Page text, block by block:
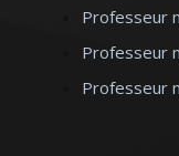
Professeur
Professeur
Professeur